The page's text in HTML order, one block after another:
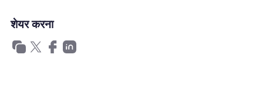
eSIM का उपयोग करना
शेयर करना